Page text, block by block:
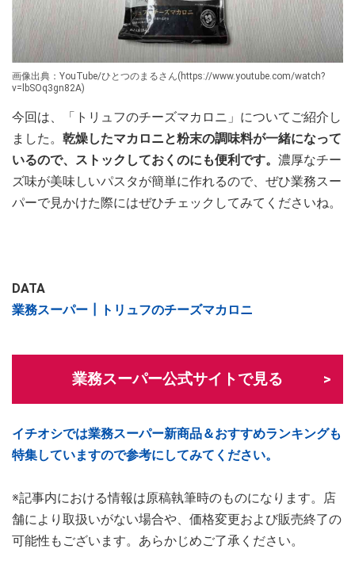
画像出典：YouTube/ひとつのまるさん(https://www.youtube.com/watch?
v=lbSOq3gn82A)
今回は、「トリュフのチーズマカロニ」についてご紹介し
ました。 乾燥したマカロニと粉末の調味料が一緒になって
いるので、ストックしておくのにも便利です。 濃厚なチー
ズ味が美味しいパスタが簡単に作れるので、ぜひ業務スー
パーで見かけた際にはぜひチェックしてみてくださいね。
DATA
業務スーパー┃トリュフのチーズマカロニ
業務スーパー公式サイトで見る
イチオシでは業務スーパー新商品＆おすすめランキングも
特集していますので参考にしてみてください。
※記事内における情報は原稿執筆時のものになります。店
舗により取扱いがない場合や、価格変更および販売終了の
可能性もございます。あらかじめご了承ください。